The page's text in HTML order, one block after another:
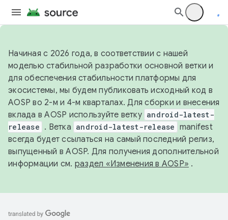
Начиная с 2026 года, в соответствии с нашей
моделью стабильной разработки основной ветки и
для обеспечения стабильности платформы для
экосистемы, мы будем публиковать исходный код в
AOSP во 2-м и 4-м кварталах. Для сборки и внесения
вклада в AOSP используйте ветку android-latest-
release . Ветка android-latest-release manifest
всегда будет ссылаться на самый последний релиз,
выпущенный в AOSP. Для получения дополнительной
информации см. раздел «Изменения в AOSP» .